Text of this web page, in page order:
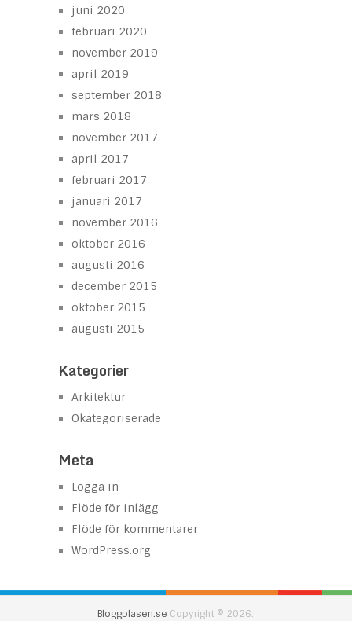
juni 2020
februari 2020
november 2019
april 2019
september 2018
mars 2018
november 2017
april 2017
februari 2017
januari 2017
november 2016
oktober 2016
augusti 2016
december 2015
oktober 2015
augusti 2015
Kategorier
Arkitektur
Okategoriserade
Meta
Logga in
Flöde för inlägg
Flöde för kommentarer
WordPress.org
Bloggplasen.se Copyright © 2026.